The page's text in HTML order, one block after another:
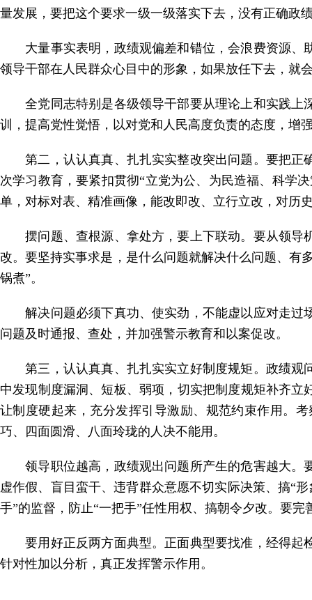
量发展，要把这个要求一级一级落实下去，没有正确政
大量事实表明，政绩观偏差和错位，会浪费资源、
领导干部在人民群众心目中的形象，如果放任下去，就
全党同志特别是各级领导干部要从理论上和实践上
训，提高党性觉悟，以对党和人民高度负责的态度，增
第二，认认真真、扎扎实实整改突出问题。要把正
次学习教育，要紧扣贯彻“立党为公、为民造福、科学
单，对标对表、精准画像，能改即改、立行立改，对历
摆问题、查根源、拿处方，要上下联动。要从领导
改。要坚持实事求是，是什么问题就解决什么问题、有
锅煮”。
解决问题必须下真功、使实劲，不能虚以应对走过
问题及时通报、查处，并加强警示教育和以案促改。
第三，认认真真、扎扎实实立好制度规矩。政绩观
中发现制度漏洞、短板、弱项，切实把制度规矩补齐
让制度硬起来，充分发挥引导激励、规范约束作用。
巧、四面圆滑、八面玲珑的人决不能用。
领导职位越高，政绩观出问题所产生的危害越大。
虚作假、盲目蛮干、违背群众意愿不切实际决策、搞“
手”的监督，防止“一把手”任性用权、搞朝令夕改。要
要用好正反两方面典型。正面典型要找准，经得起
针对性加以分析，真正发挥警示作用。